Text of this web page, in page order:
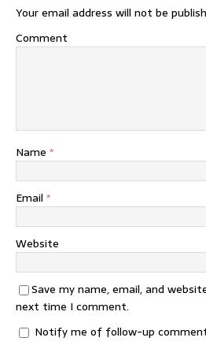
Your email address will not be
Comment
Name *
Email *
Website
Save my name, email, and
next time I comment.
Notify me of follow-up